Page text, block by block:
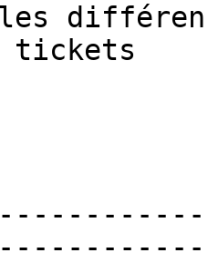
tickets
|